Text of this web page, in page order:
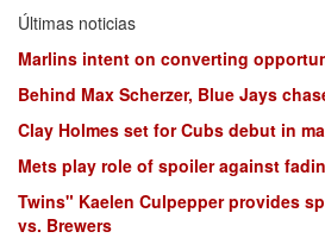
Últimas noticias
Marlins intent on converting
Behind Max Scherzer, Blue Jays
Clay Holmes set for Cubs debut in
Mets play role of spoiler against
Twins" Kaelen Culpepper provides
vs. Brewers